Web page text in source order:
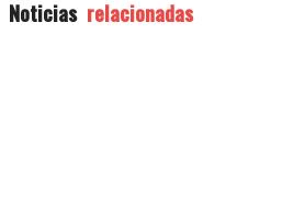
Noticias relacionadas